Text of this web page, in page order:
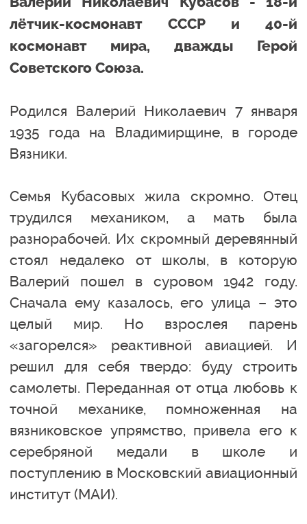
лётчик-космонавт СССР и 40-й
космонавт мира, дважды Герой
Советского Союза.
Родился Валерий Николаевич 7 января
1935 года на Владимирщине, в городе
Вязники.
Семья Кубасовых жила скромно. Отец
трудился механиком, а мать была
разнорабочей. Их скромный деревянный
стоял недалеко от школы, в которую
Валерий пошел в суровом 1942 году.
Сначала ему казалось, его улица – это
целый мир. Но взрослея парень
«загорелся» реактивной авиацией. И
решил для себя твердо: буду строить
самолеты. Переданная от отца любовь к
точной механике, помноженная на
вязниковское упрямство, привела его к
серебряной медали в школе и
поступлению в Московский авиационный
институт (МАИ).